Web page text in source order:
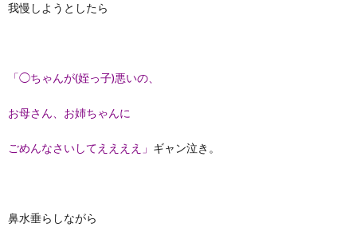
我慢しようとしたら
「◯ちゃんが(姪っ子)悪いの、
お母さん、お姉ちゃんに
ごめんなさいしてええええ」 ギャン泣き。
鼻水垂らしながら